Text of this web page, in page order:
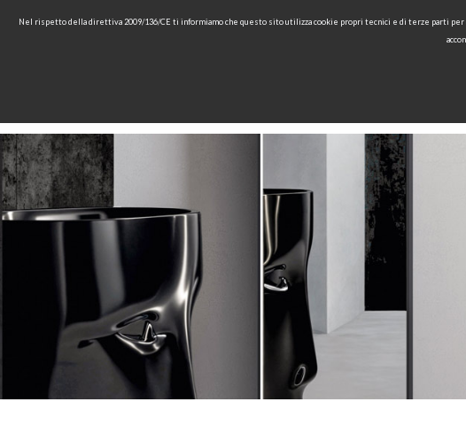
Nel rispetto della direttiva 2009/136/CE ti informiamo che questo sito utilizza cookie propri tecnici e di terze parti per